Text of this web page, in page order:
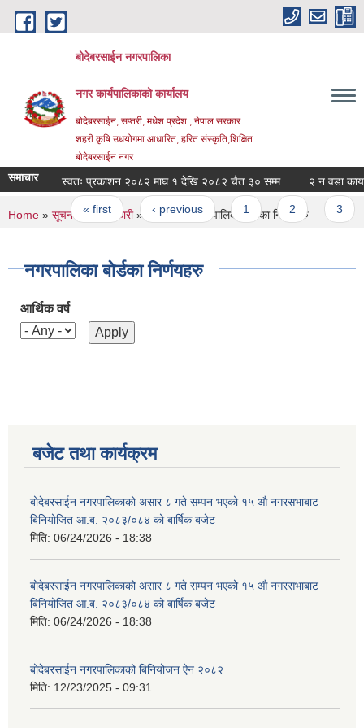
Skip to main content
बोदेबरसाईन नगरपालिका
नगर कार्यपालिकाको कार्यालय
बोदेबरसाईन, सप्तरी, मधेश प्रदेश , नेपाल सरकार
शहरी कृषि उधयोगमा आधारित, हरित संस्कृति,शिक्षित
बोदेबरसाईन नगर
समाचार स्वतः प्रकाशन २०८२ माघ १ देखि २०८२ चैत ३० सम्म २ न वडा
Pages
« first ‹ previous 1 2
You are here
Home » सूचना तथा जानकारी» निर्णयहरु» नगरपालिका बोर्डका निर्णयहरु
नगरपालिका बोर्डका निर्णयहरु
आर्थिक वर्ष
बजेट तथा कार्यक्रम
बोदेबरसाईन नगरपालिकाको असार ८ गते सम्पन भएको १५ ‍‍‍औ नगरसभाबाट
बिनियोजित आ.ब. २०८३/०८४ को बार्षिक बजेट
मिति: 06/24/2026 - 18:38
बोदेबरसाईन नगरपालिकाको असार ८ गते सम्पन भएको १५ ‍‍‍औ नगरसभाबाट
बिनियोजित आ.ब. २०८३/०८४ को बार्षिक बजेट
मिति: 06/24/2026 - 18:38
बोदेबरसाईन नगरपालिकाको बिनियोजन ऐन २०८२
मिति: 12/23/2025 - 09:31